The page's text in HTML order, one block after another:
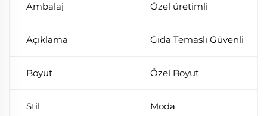
Ambalaj Özel üretimli
Açıklama Gıda Temaslı Güvenli
Boyut Özel Boyut
Stil Moda